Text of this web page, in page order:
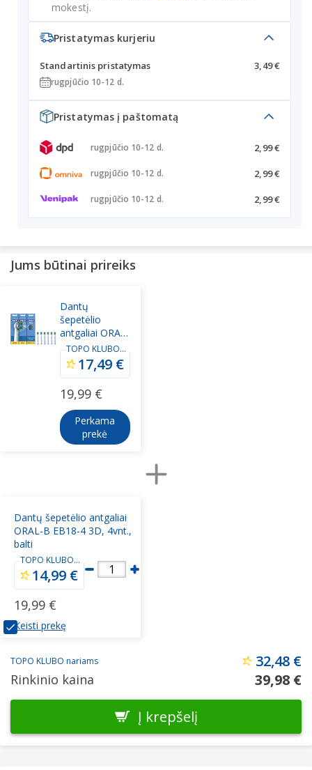
mokestį.
Pristatymas kurjeriu
Standartinis pristatymas 3,49 €
rugpjūčio 10-12 d.
Pristatymas į paštomatą
rugpjūčio 10-12 d. 2,99 €
rugpjūčio 10-12 d. 2,99 €
rugpjūčio 10-12 d. 2,99 €
Jums būtinai prireiks
Dantų
šepetėlio
antgaliai ORAL-
B, EB20-6
Precision,
6vnt., balti
19,99 €
TOPO KLUBO
nariams
17,49 €
Perkama
prekė
Dantų šepetėlio antgaliai
ORAL-B EB18-4 3D, 4vnt.,
balti
19,99 €
TOPO KLUBO
nariams
14,99 € 1
Keisti prekę
TOPO KLUBO nariams 32,48 €
Rinkinio kaina
39,98 €
Į krepšelį